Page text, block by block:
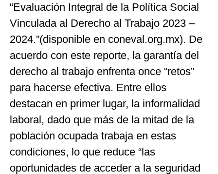
“Evaluación Integral de la Política Social
Vinculada al Derecho al Trabajo 2023 –
2024.”(disponible en coneval.org.mx). De
acuerdo con este reporte, la garantía del
derecho al trabajo enfrenta once “retos”
para hacerse efectiva. Entre ellos
destacan en primer lugar, la informalidad
laboral, dado que más de la mitad de la
población ocupada trabaja en estas
condiciones, lo que reduce “las
oportunidades de acceder a la seguridad